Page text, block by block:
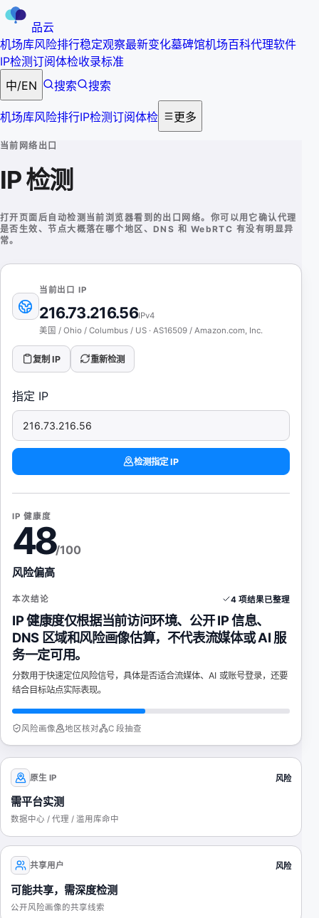
品云
机场库风险排行稳定观察最新变化墓碑馆机场百科代理软件
IP检测订阅体检收录标准
中/EN 搜索 搜索
机场库风险排行IP检测订阅体检 更多
当前网络出口
IP 检测
打开页面后自动检测当前浏览器看到的出口网络。你可以用它确认代理
是否生效、节点大概落在哪个地区、DNS 和 WebRTC 有没有明显异
常。
当前出口 IP
216.73.216.56IPv4
美国 / Ohio / Columbus / US· AS16509 / Amazon.com, Inc.
复制 IP 重新检测
指定 IP
检测指定 IP
IP 健康度
48/100
风险偏高
本次结论 4 项结果已整理
IP 健康度仅根据当前访问环境、公开 IP 信息、
DNS 区域和风险画像估算，不代表流媒体或 AI 服
务一定可用。
分数用于快速定位风险信号，具体是否适合流媒体、AI 或账号登录，还要
结合目标站点实际表现。
风险画像 地区核对 C 段抽查
原生 IP 风险
需平台实测
数据中心 / 代理 / 滥用库命中
共享用户 风险
可能共享，需深度检测
公开风险画像的共享线索